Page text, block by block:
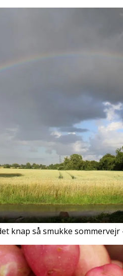
knap så smukke sommervejr